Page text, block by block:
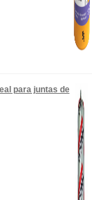
para juntas de